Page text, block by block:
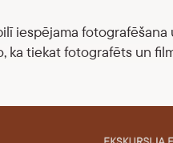
iespējama
ka tiekat fotografēts un